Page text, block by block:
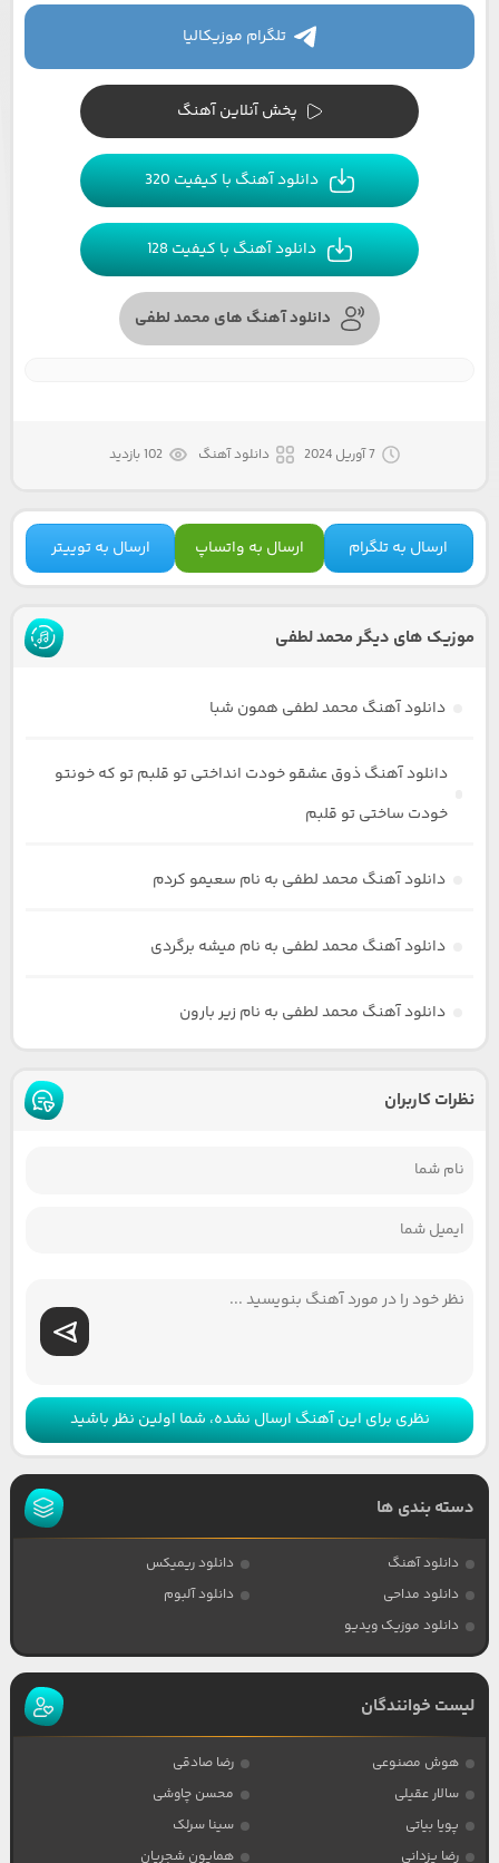
تلگرام موزیکالیا
پخش آنلاین آهنگ
دانلود آهنگ با کیفیت 320
دانلود آهنگ با کیفیت 128
دانلود آهنگ های محمد لطفی
7 آوریل 2024 دانلود آهنگ 102 بازدید
ارسال به تلگرام ارسال به واتساپ ارسال به توییتر
موزیک های دیگر محمد لطفی
دانلود آهنگ محمد لطفی همون شبا
دانلود آهنگ ذوق عشقو خودت انداختی تو قلبم تو که خونتو
خودت ساختی تو قلبم
دانلود آهنگ محمد لطفی به نام سعیمو کردم
دانلود آهنگ محمد لطفی به نام میشه برگردی
دانلود آهنگ محمد لطفی به نام زیر بارون
نظرات کاربران
نظری برای این آهنگ ارسال نشده، شما اولین نظر باشید
دسته بندی ها
دانلود آهنگ
دانلود ریمیکس
دانلود مداحی
دانلود آلبوم
دانلود موزیک ویدیو
لیست خوانندگان
هوش مصنوعی
رضا صادقی
سالار عقیلی
محسن چاوشی
پویا بیاتی
سینا سرلک
رضا یزدانی
همایون شجریان